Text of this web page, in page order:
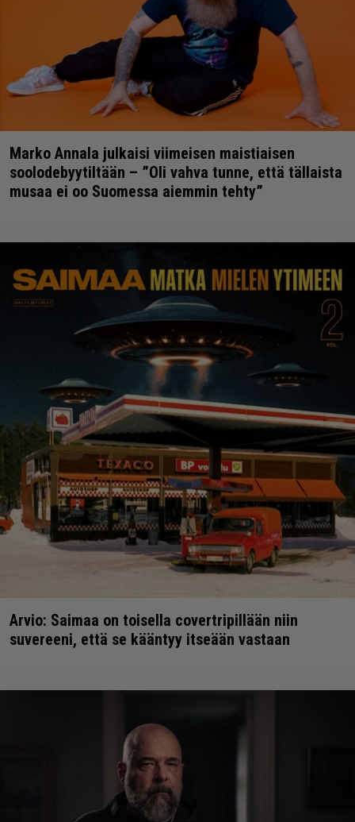
Marko Annala julkaisi viimeisen maistiaisen
soolodebyytiltään – ”Oli vahva tunne, että tällaista
musaa ei oo Suomessa aiemmin tehty”
Arvio: Saimaa on toisella covertripillään niin
suvereeni, että se kääntyy itseään vastaan